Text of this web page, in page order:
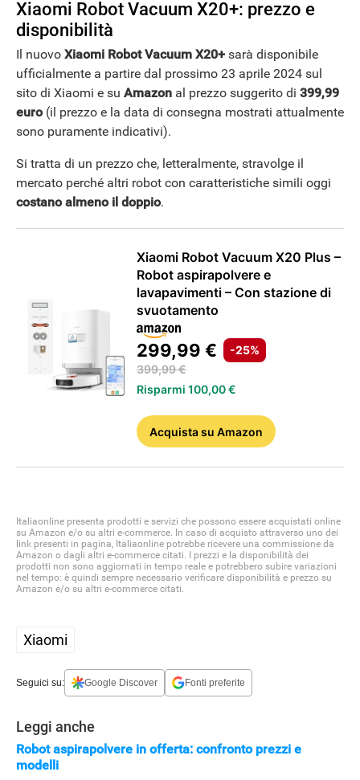
Xiaomi Robot Vacuum X20+: prezzo e
disponibilità
Il nuovo Xiaomi Robot Vacuum X20+ sarà disponibile
ufficialmente a partire dal prossimo 23 aprile 2024 sul
sito di Xiaomi e su Amazon al prezzo suggerito di 399,99
euro(il prezzo e la data di consegna mostrati attualmente
sono puramente indicativi).
Si tratta di un prezzo che, letteralmente, stravolge il
mercato perché altri robot con caratteristiche simili oggi
costano almeno il doppio.
Xiaomi Robot Vacuum X20 Plus –
Robot aspirapolvere e
lavapavimenti – Con stazione di
svuotamento
299,99 €
-25%
399,99 €
Risparmi 100,00 €
Acquistasu Amazon
Italiaonline presenta prodotti e servizi che possono essere acquistati online
su Amazon e/o su altri e-commerce. In caso di acquisto attraverso uno dei
link presenti in pagina, Italiaonline potrebbe ricevere una commissione da
Amazon o dagli altri e-commerce citati. I prezzi e la disponibilità dei
prodotti non sono aggiornati in tempo reale e potrebbero subire variazioni
nel tempo: è quindi sempre necessario verificare disponibilità e prezzo su
Amazon e/o su altri e-commerce citati.
Xiaomi
Seguici su: Google Discover Fonti preferite
Leggi anche
Robot aspirapolvere in offerta: confronto prezzi e
modelli